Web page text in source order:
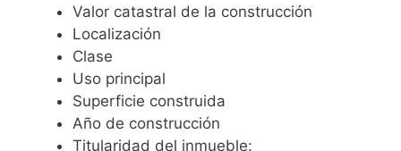
Valor catastral de la construcción
Localización
Clase
Uso principal
Superficie construida
Año de construcción
Titularidad del inmueble: